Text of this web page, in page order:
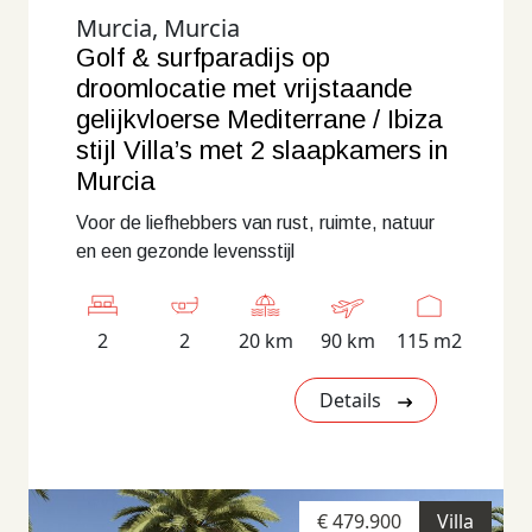
Murcia, Murcia
Golf & surfparadijs op
droomlocatie met vrijstaande
gelijkvloerse Mediterrane / Ibiza
stijl Villa’s met 2 slaapkamers in
Murcia
Voor de liefhebbers van rust, ruimte, natuur
en een gezonde levensstijl
2 2 20 km 90 km 115 m2
Details
Villa
€ 479.900